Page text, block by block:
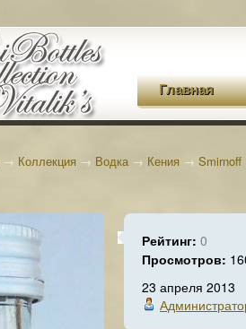
Главная
→ Коллекция → Водка→ Кения → Smirnoff
Рейтинг: 0
Просмотров:
23 апреля 2013